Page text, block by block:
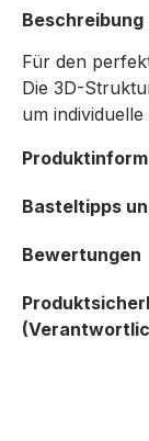
Beschreibung
Für den
Die 3D-
um
Basteltipps
Bewertungen